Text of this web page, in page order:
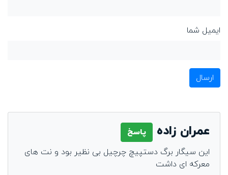
ایمیل شما
ارسال
عمران زاده
پاسخ
این سیگار برگ دستپیچ چرچیل بی نظیر بود و نت های
معرکه ای داشت